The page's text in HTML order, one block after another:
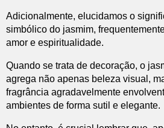
Adicionalmente, elucidamos o
simbólico do jasmim,
amor e espiritualidade.
Quando se trata de decoração, o
agrega não apenas beleza visual,
fragrância agradavelmente
ambientes de forma sutil e elegante.